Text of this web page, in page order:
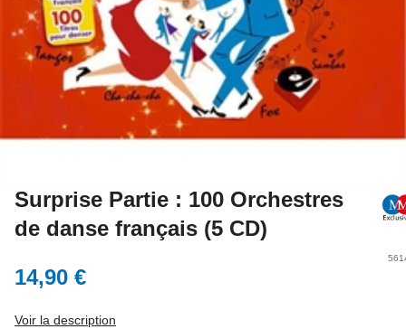
Surprise Partie : 100 Orchestres
de danse français (5 CD)
14,90 €
Voir la description